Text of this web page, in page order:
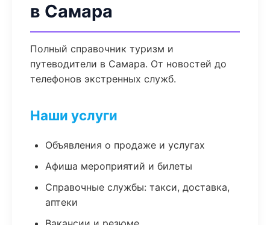
в Самара
Полный справочник туризм и
путеводители в Самара. От новостей до
телефонов экстренных служб.
Наши услуги
Объявления о продаже и услугах
Афиша мероприятий и билеты
Справочные службы: такси, доставка,
аптеки